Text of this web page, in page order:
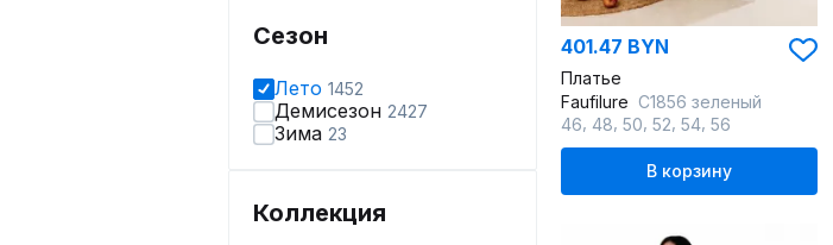
Сезон
Лето 1452
Демисезон 2427
Зима 23
Коллекция
401.47 BYN
Платье
Faufilure C1856 зеленый
46 48 50 52 54 56
В корзину